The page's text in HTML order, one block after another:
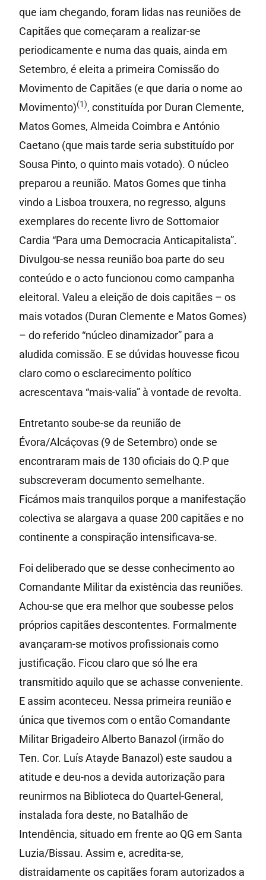
que iam chegando, foram lidas nas reuniões de
Capitães que começaram a realizar-se
periodicamente e numa das quais, ainda em
Setembro, é eleita a primeira Comissão do
Movimento de Capitães (e que daria o nome ao
Movimento)(1), constituída por Duran Clemente,
Matos Gomes, Almeida Coimbra e António
Caetano (que mais tarde seria substituído por
Sousa Pinto, o quinto mais votado). O núcleo
preparou a reunião. Matos Gomes que tinha
vindo a Lisboa trouxera, no regresso, alguns
exemplares do recente livro de Sottomaior
Cardia “Para uma Democracia Anticapitalista”.
Divulgou-se nessa reunião boa parte do seu
conteúdo e o acto funcionou como campanha
eleitoral. Valeu a eleição de dois capitães – os
mais votados (Duran Clemente e Matos Gomes)
– do referido “núcleo dinamizador” para a
aludida comissão. E se dúvidas houvesse ficou
claro como o esclarecimento político
acrescentava “mais-valia” à vontade de revolta.
Entretanto soube-se da reunião de
Évora/Alcáçovas (9 de Setembro) onde se
encontraram mais de 130 oficiais do Q.P que
subscreveram documento semelhante.
Ficámos mais tranquilos porque a manifestação
colectiva se alargava a quase 200 capitães e no
continente a conspiração intensificava-se.
Foi deliberado que se desse conhecimento ao
Comandante Militar da existência das reuniões.
Achou-se que era melhor que soubesse pelos
próprios capitães descontentes. Formalmente
avançaram-se motivos profissionais como
justificação. Ficou claro que só lhe era
transmitido aquilo que se achasse conveniente.
E assim aconteceu. Nessa primeira reunião e
única que tivemos com o então Comandante
Militar Brigadeiro Alberto Banazol (irmão do
Ten. Cor. Luís Atayde Banazol) este saudou a
atitude e deu-nos a devida autorização para
reunirmos na Biblioteca do Quartel-General,
instalada fora deste, no Batalhão de
Intendência, situado em frente ao QG em Santa
Luzia/Bissau. Assim e, acredita-se,
distraidamente os capitães foram autorizados a